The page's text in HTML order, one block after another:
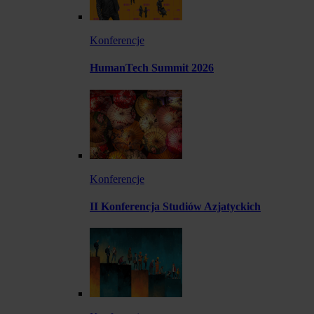
Konferencje
HumanTech Summit 2026
Konferencje
II Konferencja Studiów Azjatyckich